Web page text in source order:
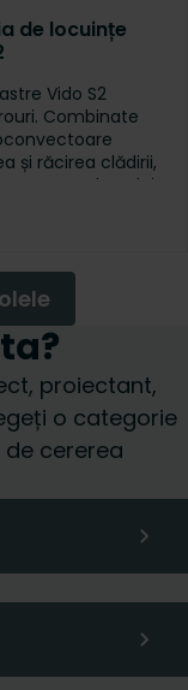
de locuințe
Vido S2
Combinate
și răcirea clădirii,
parcursul anului.
proiectant,
o categorie
cererea